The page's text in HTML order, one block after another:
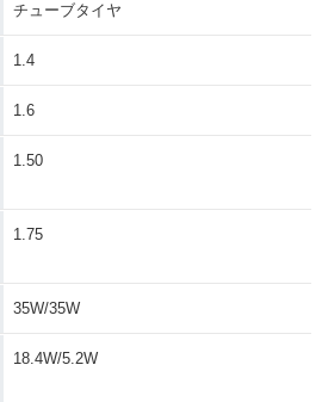
チューブタイヤ
1.4
1.6
1.50
1.75
35W/35W
18.4W/5.2W